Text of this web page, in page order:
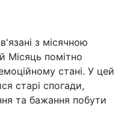
з місячною
Місяць помітно
стані. У цей
старі спогади,
та бажання побути